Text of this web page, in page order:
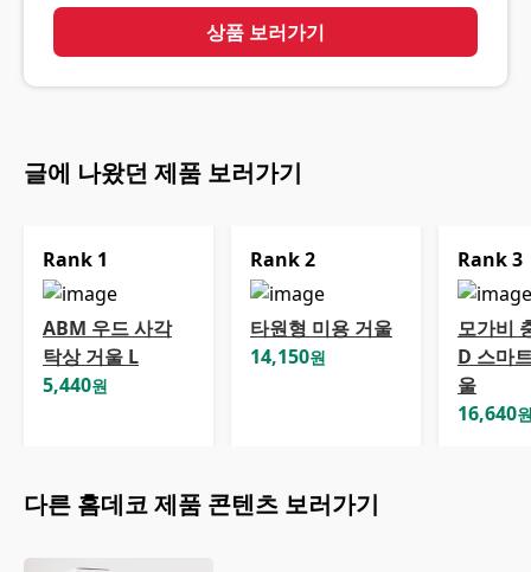
상품 보러가기
글에 나왔던 제품 보러가기
Rank 1
ABM 우드 사각
탁상 거울 L
5,440원
Rank2
타원형 미용 거울
14,150원
Rank3
모가비
D 스마
울
16,640
다른 홈데코제품 콘텐츠 보러가기